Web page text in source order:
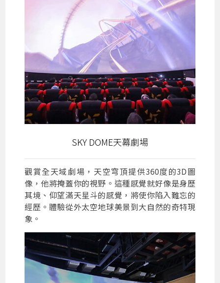
SKY DOME天幕劇場
觀賞全天域劇場，天空穹頂提供360度的3D圖
像，他將掩蓋你的視野。這種感覺就好像是身歷
其境、仰望滿天星斗的感覺，將使你陷入難忘的
經歷。體驗從外太空地球美景到大自然的奇特現
象。